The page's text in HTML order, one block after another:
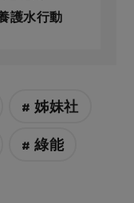
護水行動
# 姊妹社
# 綠能